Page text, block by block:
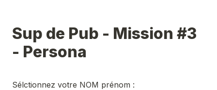
Sup de Pub - Mission #3
- Persona
Sélctionnez votre NOM prénom :